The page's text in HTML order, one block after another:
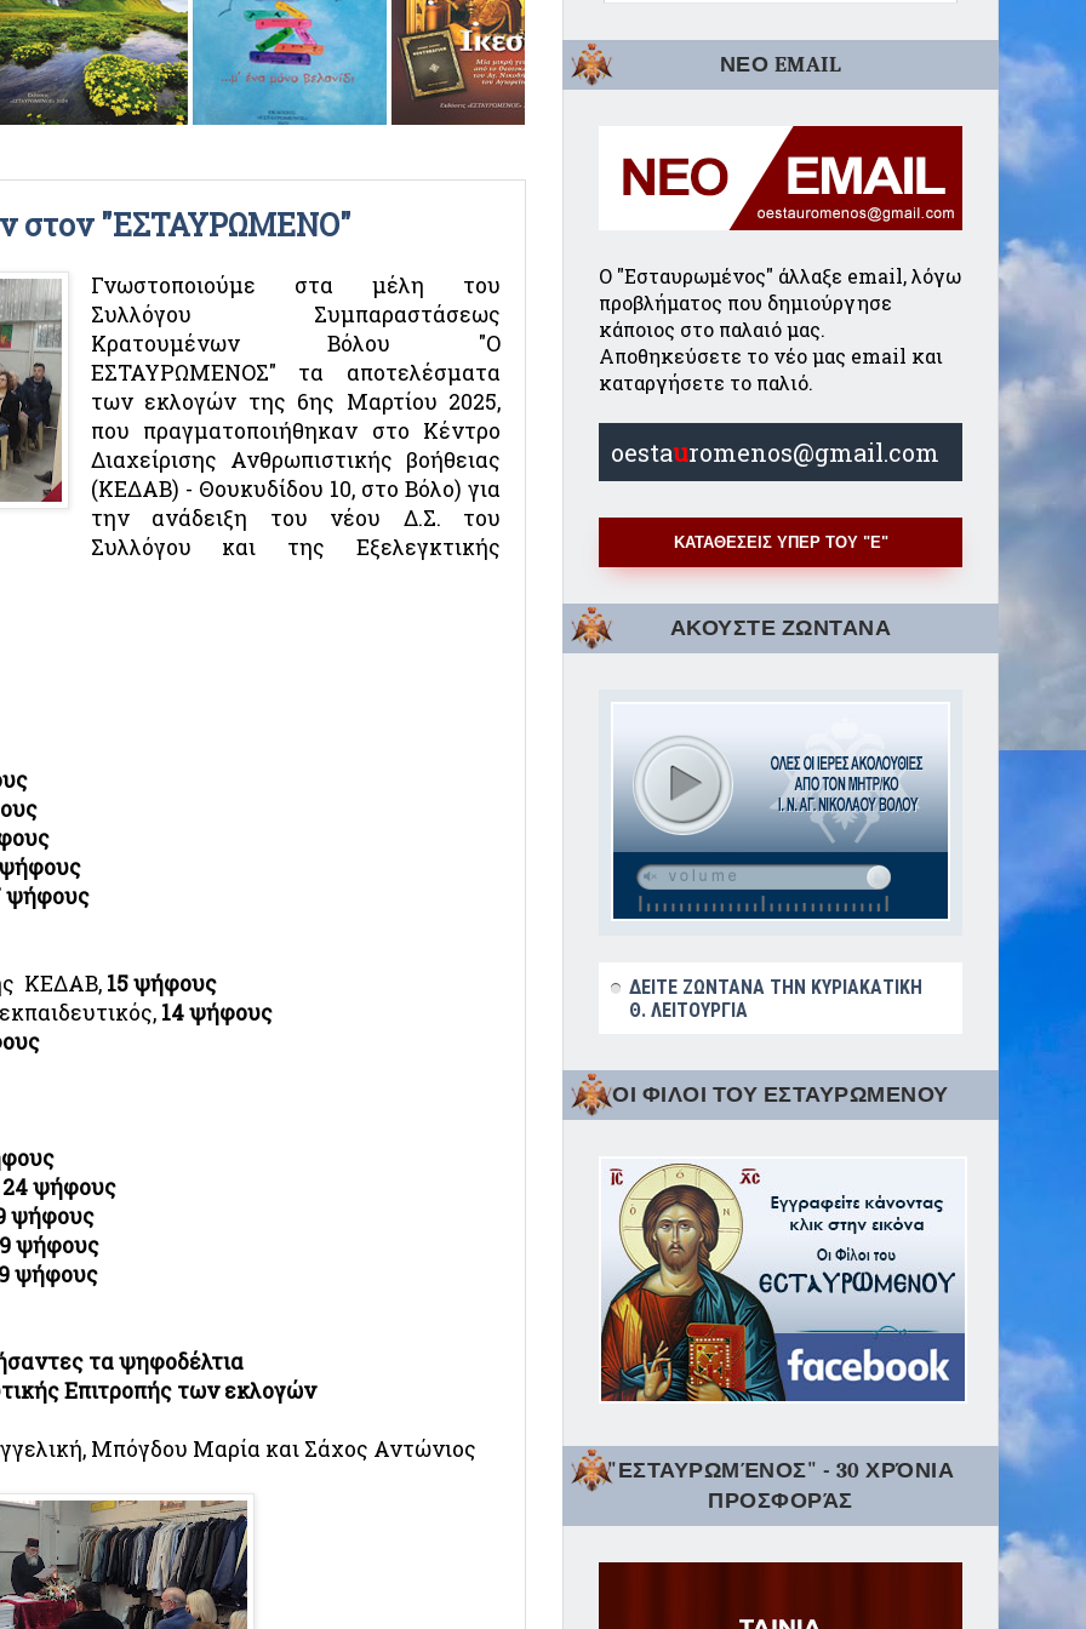
ΡΑΔΙΟΦΩΝΙΚΕΣ ΕΚΠΟΜΠΕΣ
ΒΙΝΤΕΟ
στον "ΕΣΤΑΥΡΩΜΕΝΟ"
Γνωστοποιούμε στα μέλη του
Συλλόγου Συμπαραστάσεως
Κρατουμένων Βόλου "Ο
ΕΣΤΑΥΡΩΜΕΝΟΣ" τα αποτελέσματα
των εκλογών της 6ης Μαρτίου 2025,
που πραγματοποιήθηκαν στο Κέντρο
Διαχείρισης Ανθρωπιστικής βοήθειας
(ΚΕΔΑΒ) - Θουκυδίδου 10, στο Βόλο) για
την ανάδειξη του νέου Δ.Σ. του
Συλλόγου και της Εξελεγκτικής
ψήφους
ΚΕΔΑΒ, 15 ψήφους
14 ψήφους
24 ψήφους
ψήφους
ψήφους
ψήφους
τα ψηφοδέλτια
Επιτροπής των εκλογών
Μπόγδου Μαρία και Σάχος Αντώνιος
ΝΕΟ EMAIL
Ο "Εσταυρωμένος" άλλαξε email, λόγω
προβλήματος που δημιούργησε
κάποιος στο παλαιό μας.
Αποθηκεύσετε το νέο μας email και
καταργήσετε το παλιό.
oestauromenos@gmail.com
ΚΑΤΑΘΕΣΕΙΣ ΥΠΕΡ ΤΟΥ "Ε"
ΑΚΟΥΣΤΕ ΖΩΝΤΑΝΑ
ΔΕΙΤΕ ΖΩΝΤΑΝΑ ΤΗΝ ΚΥΡΙΑΚΑΤΙΚΗ
Θ. ΛΕΙΤΟΥΡΓΙΑ
ΟΙ ΦΙΛΟΙ ΤΟΥ ΕΣΤΑΥΡΩΜΕΝΟΥ
"ΕΣΤΑΥΡΩΜΈΝΟΣ" - 30 ΧΡΌΝΙΑ
ΠΡΟΣΦΟΡΆΣ